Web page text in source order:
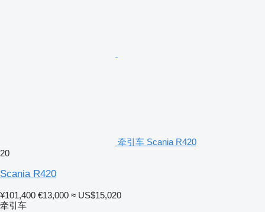
牵引车 Scania R420
20
Scania R420
¥101,400 €13,000 ≈ US$15,020
牵引车